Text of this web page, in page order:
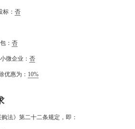
： 否
： 否
微企业： 否
优惠为： 10%
法》第二十二条规定，即：